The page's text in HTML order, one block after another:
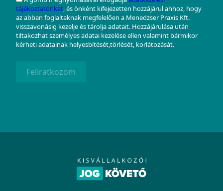
tájékoztatónkat, és önként kifejezetten hozzájárul ahhoz, hogy
az abban foglaltaknak megfelelően a Menedzser Praxis Kft.
visszavonásig kezelje és tárolja adatait. Hozzájárulása után
tiltakozhat személyes adatai kezelése ellen valamint bármikor
kérheti adatainak helyesbítését,törlését, korlátozását.
Feliratkozom